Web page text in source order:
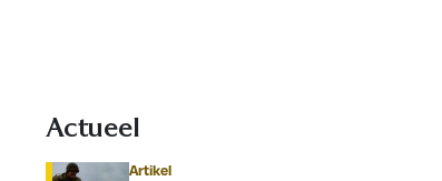
Actueel
Artikel